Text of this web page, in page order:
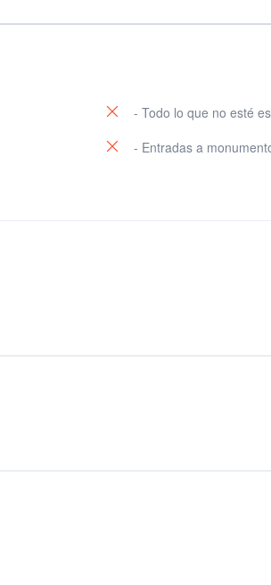
- Todo lo que no esté
- Entradas a